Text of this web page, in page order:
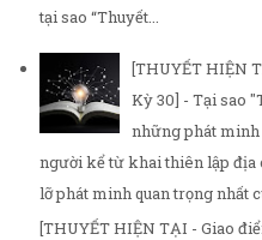
tại sao “Thuyết...
[THUYẾT HIỆN
Kỳ 30] - Tại sao
những phát
người kể từ khai thiên lập địa
lỡ phát minh quan trọng nhất
[THUYẾT HIỆN TẠI - Giao